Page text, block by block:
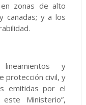
zonas de alto
cañadas; y a los
y
protección civil, y
emitidas por el
Ministerio”,